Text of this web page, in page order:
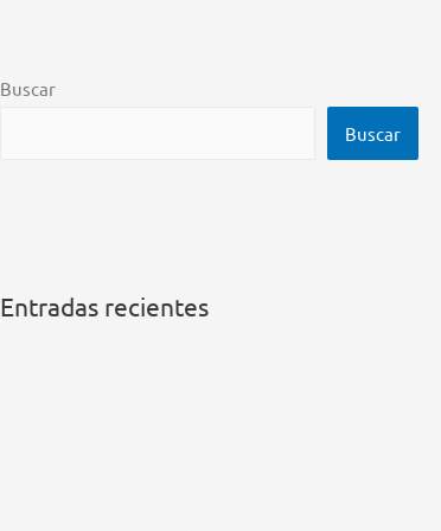
Buscar
Buscar
Entradas recientes